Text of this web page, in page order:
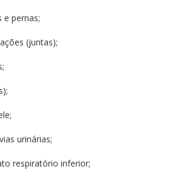
e pernas;
(juntas);
urinárias;
respiratório inferior;